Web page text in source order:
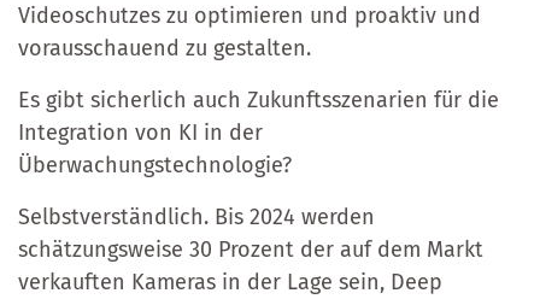
Videoschutzes zu optimieren und proaktiv und
vorausschauend zu gestalten.
Es gibt sicherlich auch Zukunftsszenarien für die
Integration von KI in der
Überwachungstechnologie?
Selbstverständlich. Bis 2024 werden
schätzungsweise 30 Prozent der auf dem Markt
verkauften Kameras in der Lage sein, Deep